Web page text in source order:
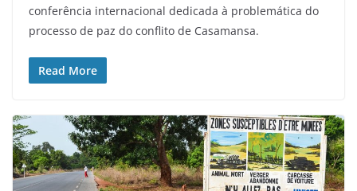
conferência internacional dedicada à problemática do
processo de paz do conflito de Casamansa.
Read More